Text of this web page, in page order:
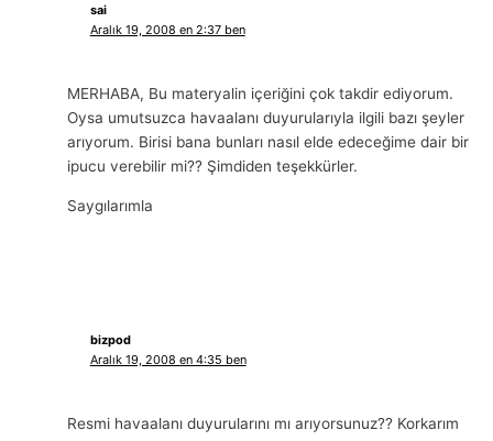
sai
Aralık 19, 2008 en 2:37 ben
MERHABA, Bu materyalin içeriğini çok takdir ediyorum.
Oysa umutsuzca havaalanı duyurularıyla ilgili bazı şeyler
arıyorum. Birisi bana bunları nasıl elde edeceğime dair bir
ipucu verebilir mi?? Şimdiden teşekkürler.
Saygılarımla
bizpod
Aralık 19, 2008 en 4:35 ben
Resmi havaalanı duyurularını mı arıyorsunuz?? Korkarım